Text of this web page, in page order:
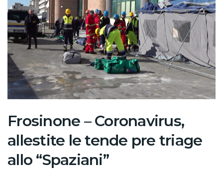
Frosinone – Coronavirus,
allestite le tende pre triage
allo “Spaziani”